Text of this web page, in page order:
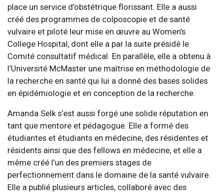
place un service d’obstétrique florissant. Elle a aussi
créé des programmes de colposcopie et de santé
vulvaire et piloté leur mise en œuvre au Women’s
College Hospital, dont elle a par la suite présidé le
Comité consultatif médical. En parallèle, elle a obtenu à
l’Université McMaster une maîtrise en méthodologie de
la recherche en santé qui lui a donné des bases solides
en épidémiologie et en conception de la recherche.
Amanda Selk s’est aussi forgé une solide réputation en
tant que mentore et pédagogue. Elle a formé des
étudiantes et étudiants en médecine, des résidentes et
résidents ainsi que des fellows en médecine, et elle a
même créé l’un des premiers stages de
perfectionnement dans le domaine de la santé vulvaire.
Elle a publié plusieurs articles, collaboré avec des